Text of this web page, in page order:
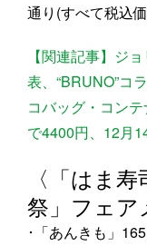
通り(すべて税込価
【関連記事】ジ
表、“BRUNO”コ
コバッグ・コン
で4400円、12月
〈「はま
祭」フェア
･「あんきも」